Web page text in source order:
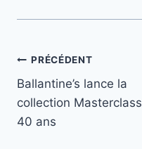
Navigation
de
l’article
PRÉCÉDENT
Ballantine’s lance la
collection Masterclass
40 ans